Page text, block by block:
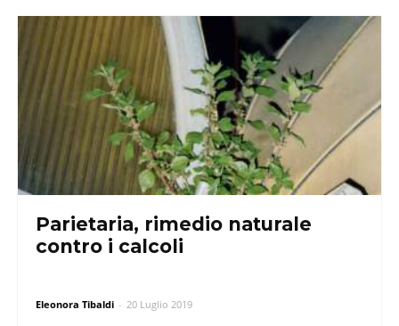
Parietaria, rimedio naturale
contro i calcoli
Eleonora Tibaldi - 20 Luglio 2019